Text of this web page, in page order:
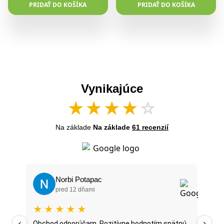
PRIDAŤ DO KOŠÍKA PRIDAŤ DO KOŠÍKA
Vynikajúce
★★★★☆
Na základe Na základe 61 recenzií
Norbi Potapac
pred 12 dňami
★ ★ ★ ★ ★